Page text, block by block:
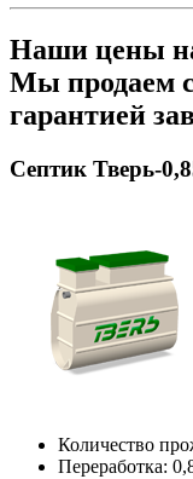
Наши цены
Мы продаем
гарантией
Септик Тверь-
Количество
Переработка: